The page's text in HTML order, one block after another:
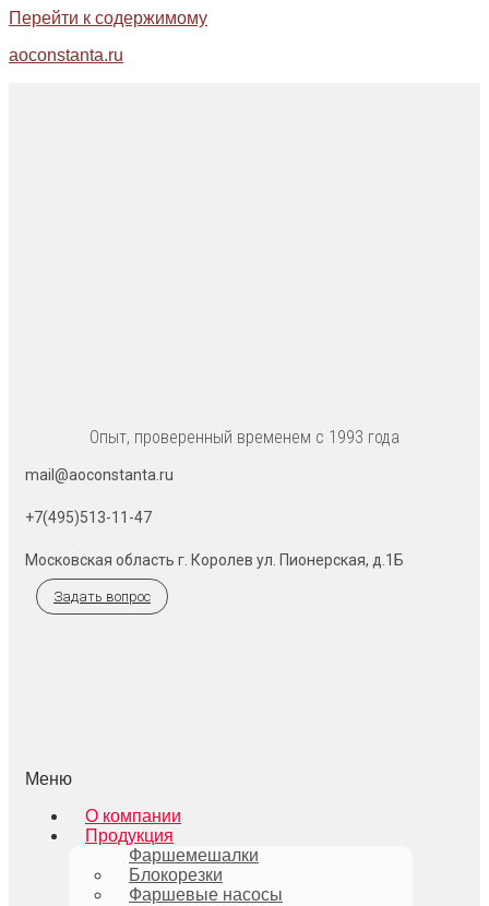
Перейти к содержимому
aoconstanta.ru
Опыт, проверенный временем с 1993 года
mail@aoconstanta.ru
+7(495)513-11-47
Московская область г. Королев ул. Пионерская, д.1Б
Задать вопрос
Меню
О компании
Продукция
Фаршемешалки
Блокорезки
Фаршевые насосы